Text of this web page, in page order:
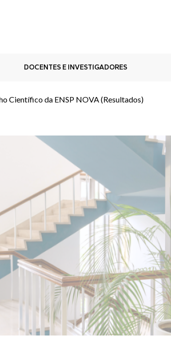
DOCENTES E INVESTIGADORES
Científico da ENSP NOVA (Resultados)